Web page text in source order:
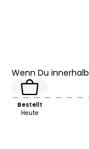
Wenn Du innerhalb
Bestellt
Heute